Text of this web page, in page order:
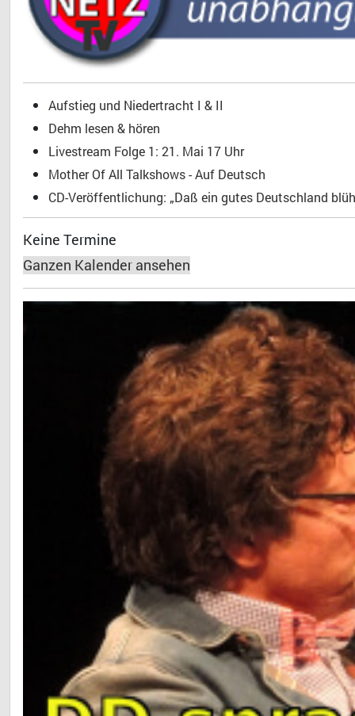
Aufstieg und Niedertracht I & II
Dehm lesen & hören
Livestream Folge 1: 21. Mai 17 Uhr
Mother Of All Talkshows - Auf Deutsch
CD-Veröffentlichung: „Daß ein gutes Deutschland
Keine Termine
Ganzen Kalender ansehen